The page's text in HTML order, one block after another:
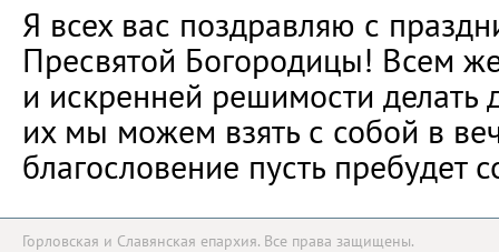
Я всех вас поздравляю с
Пресвятой Богородицы! Всем
и искренней решимости делать
их мы можем взять с собой в
благословение пусть пребудет
Горловская и Славянская епархия. Все права защищены.